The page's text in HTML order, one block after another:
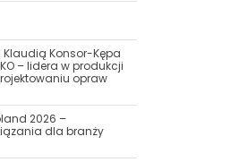
Klaudią Konsor-Kępa
– lidera w produkcji
opraw
2026 –
dla branży